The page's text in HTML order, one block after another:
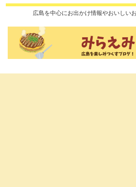
広島を中心にお出かけ情報やおいしい